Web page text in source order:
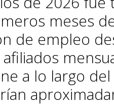
meses
de empleo
a lo largo